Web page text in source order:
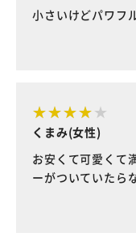
小さいけどパワフ
くまみ(女性)
お安くて可愛くて
ーがついていたら